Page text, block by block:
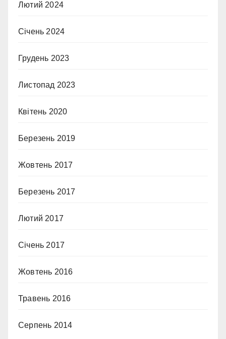
Лютий 2024
Січень 2024
Грудень 2023
Листопад 2023
Квітень 2020
Березень 2019
Жовтень 2017
Березень 2017
Лютий 2017
Січень 2017
Жовтень 2016
Травень 2016
Серпень 2014